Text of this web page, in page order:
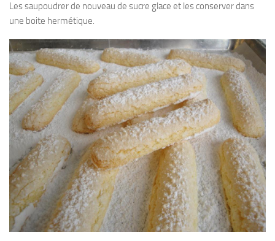
Les saupoudrer de nouveau de sucre glace et les conserver dans
une boite hermétique.